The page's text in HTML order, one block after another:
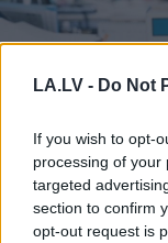
LA.LV - Do Not
If you wish to opt-
processing of your
targeted
section to confirm
opt-out request is